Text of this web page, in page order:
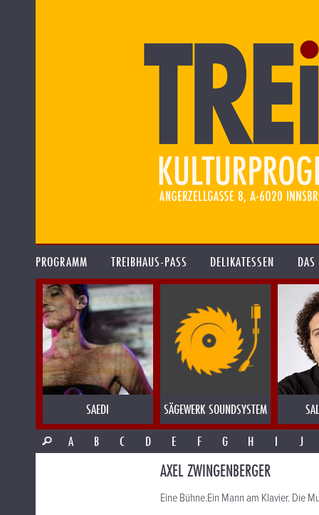
PROGRAMM TREIBHAUS-PASS DELIKATESSEN
SAEDI SÄGEWERK SOUNDSYSTEM
A
B C D E F G H I J
AXEL ZWINGENBERGER
Eine Bühne.Ein Mann am Klavier. Die